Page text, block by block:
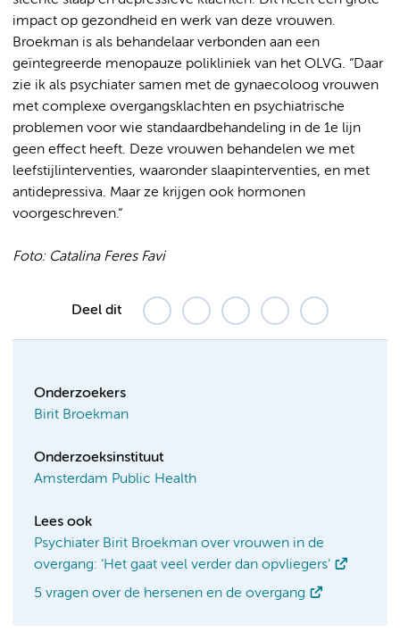
impact op gezondheid en werk van deze vrouwen.
Broekman is als behandelaar verbonden aan een
geïntegreerde menopauze polikliniek van het OLVG. “Daar
zie ik als psychiater samen met de gynaecoloog vrouwen
met complexe overgangsklachten en psychiatrische
problemen voor wie standaardbehandeling in de 1e lijn
geen effect heeft. Deze vrouwen behandelen we met
leefstijlinterventies, waaronder slaapinterventies, en met
antidepressiva. Maar ze krijgen ook hormonen
voorgeschreven.“
Foto: Catalina Feres Favi
Deel dit
Onderzoekers
Birit Broekman
Onderzoeksinstituut
Amsterdam Public Health
Lees ook
Psychiater Birit Broekman over vrouwen in de
overgang: ‘Het gaat veel verder dan opvliegers’
5 vragen over de hersenen en de overgang